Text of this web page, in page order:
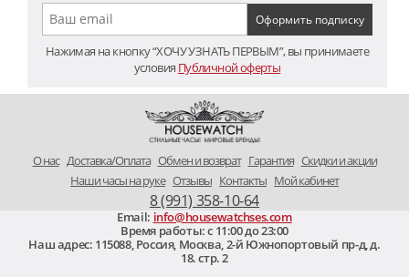
Нажимая на кнопку “ХОЧУ УЗНАТЬ ПЕРВЫМ”, вы принимаете
условия Публичной оферты
O нас Доставка/Оплата Обмен и возврат Гарантия Скидки и акции
Наши часы на руке Отзывы Контакты Мой кабинет
8 (991) 358-10-64
Email: info@housewatchses.com
Время работы: c 11:00 до 23:00
Наш адрес: 115088, Россия, Москва 2-й Южнопортовый пр-д, д.
18. стр. 2